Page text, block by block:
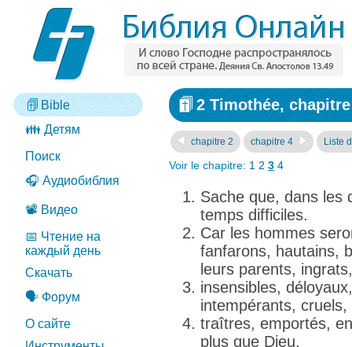
Bible
👪 Детям
Поиск
🎧 Аудиобиблия
📽️ Видео
📅 Чтение на
каждый день
Скачать
🗣️ Форум
О сайте
2 Timothée,
chapitre 2 chapitre 4 Liste
Voir le chapitre: 1 2 3 4
Sache que, dans les
temps difficiles.
Car les hommes
fanfarons, hautains,
leurs parents,
insensibles,
intempérants,
traîtres, emportés,
plus que Dieu,